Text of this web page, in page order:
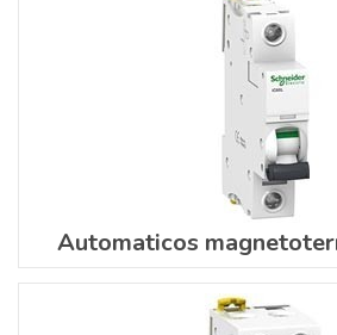
Automaticos